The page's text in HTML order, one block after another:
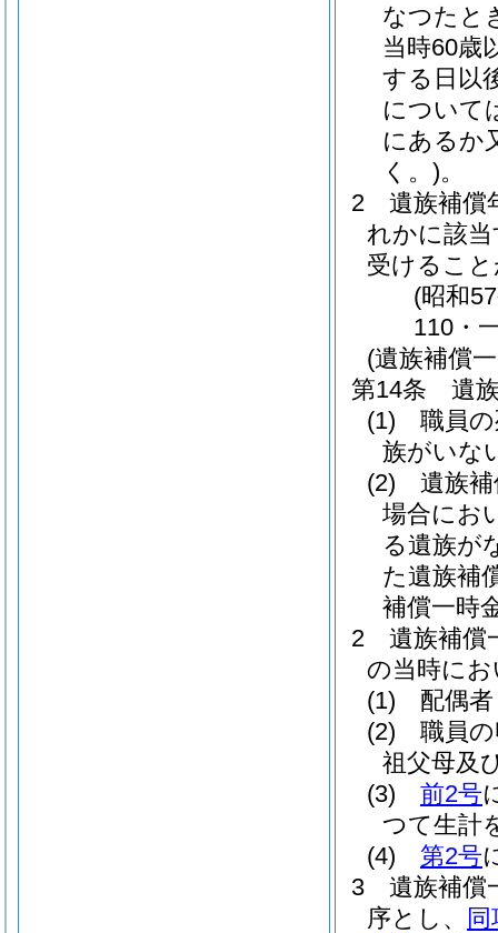
なつたと
当時60歳
する日以
について
にあるか
く。)。
2
遺族補償
れかに該
受けるこ
(昭和
110・
(遺族補償
第14条
遺
(1)
職員
族がいな
(2)
遺族
場合にお
る遺族が
た遺族補
補償一時
2
遺族補償
の当時に
(1)
配偶者
(2)
職員
祖父母及
(3)
前2号
つて生計
(4)
第2号
3
遺族補償
序とし、